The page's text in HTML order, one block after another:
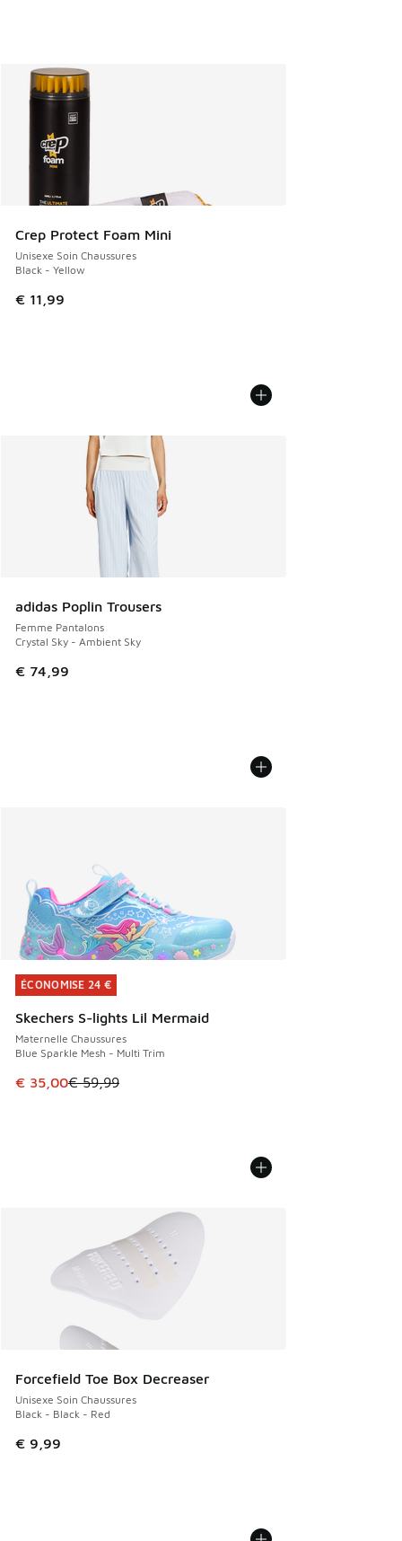
Crep Protect Foam Mini
Unisexe Soin Chaussures
Black - Yellow
€ 11,99
adidas Poplin Trousers
Femme Pantalons
Crystal Sky - Ambient Sky
€ 74,99
ÉCONOMISE 24 €
Skechers S-lights Lil Mermaid
Maternelle Chaussures
Blue Sparkle Mesh - Multi Trim
Cet article est en promotion. Prix en baisse de € 59,99 à
€ 35,00€ 59,99
ÉCONOMISE 24 €
Forcefield Toe Box Decreaser
Unisexe Soin Chaussures
Black - Black - Red
€ 9,99